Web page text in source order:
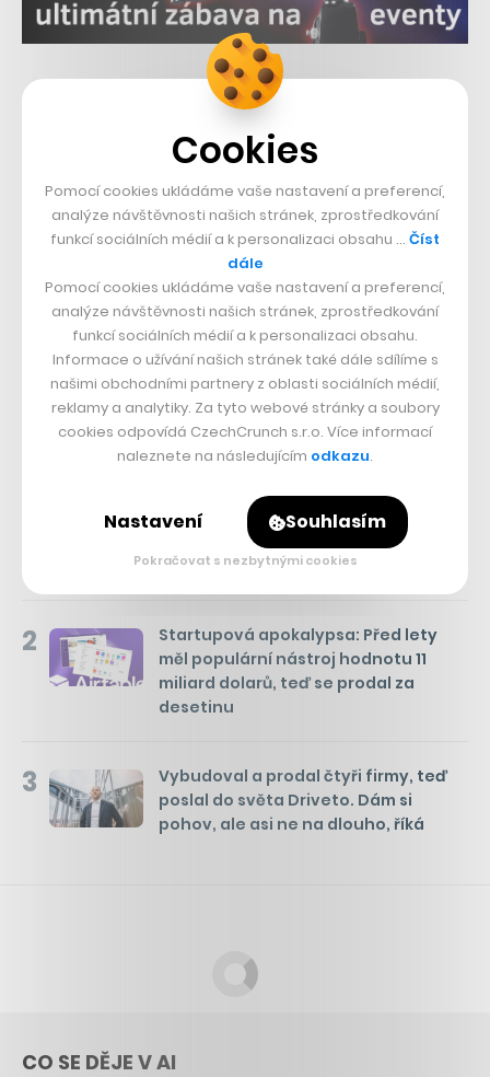
Související témata:
Restu
Sdílet článek
Přejít do diskuze
NEJČTENĚJŠÍ ČLÁNKY Týden Měsíc
Hvězda Kingdom Come otevírá
hospodu na Vinohradech. Je to moje
vyznání lásky k Česku, říká miláček
fanoušků
2
Startupová apokalypsa: Před lety
měl populární nástroj hodnotu 11
miliard dolarů, teď se prodal za
desetinu
3
Vybudoval a prodal čtyři firmy, teď
poslal do světa Driveto. Dám si
pohov, ale asi ne na dlouho, říká
CO SE DĚJE V AI
Cookies
Pomocí cookies ukládáme vaše nastavení a preferencí,
analýze návštěvnosti našich stránek, zprostředkování
funkcí sociálních médií a k personalizaci obsahu … Číst
dále
Pomocí cookies ukládáme vaše nastavení a preferencí,
analýze návštěvnosti našich stránek, zprostředkování
funkcí sociálních médií a k personalizaci obsahu.
Informace o užívání našich stránek také dále sdílíme s
našimi obchodními partnery z oblasti sociálních médií,
reklamy a analytiky. Za tyto webové stránky a soubory
cookies odpovídá CzechCrunch s.r.o. Více informací
naleznete na následujícím odkazu.
Nastavení Souhlasím
Pokračovat s nezbytnými cookies